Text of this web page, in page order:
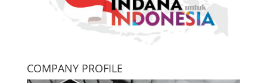
COMPANY PROFILE